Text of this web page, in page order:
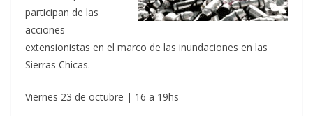
participan de las
acciones
extensionistas en el marco de las inundaciones en las
Sierras Chicas.
Viernes 23 de octubre | 16 a 19hs